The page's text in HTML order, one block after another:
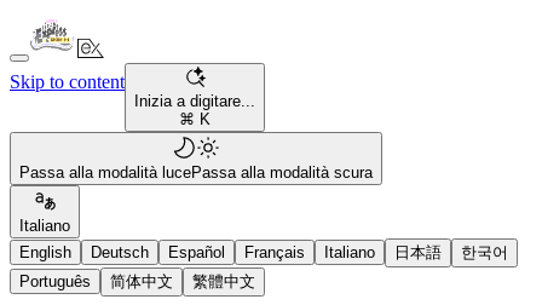
Skip to content
Inizia a digitare...
⌘ K
Passa alla modalità lucePassa alla modalità scura
Italiano
English
Deutsch Español Français Italiano 日本語
한국어
Português
简体中文 繁體中文